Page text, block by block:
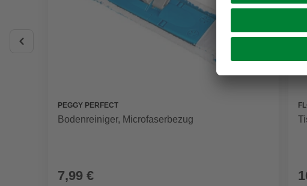
PEGGY PERFECT
Bodenreiniger, Microfaserbezug
7,99 €